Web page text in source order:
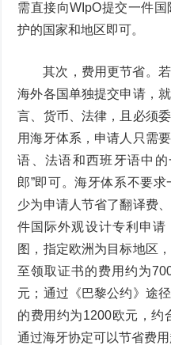
需直接向WIpO提交一件
护的国家和地区即可。
其次，费用更节省。
海外各国单独提交申请，
言、货币、法律，且必须
用海牙体系，申请人只需
语、法语和西班牙语中
郎”即可。海牙体系不要
少为申请人节省了翻译费
件国际外观设计专利申
图，指定欧洲为目标地区
至领取证书的费用约为
元；通过《巴黎公约》途
的费用约为1200欧元，约
通过海牙协定可以节省费用